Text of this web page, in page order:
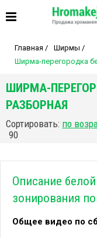
Главная / Ширмы /
Ширма-перегородка
Сортировать:
90
ШИРМА-
РАЗБОРНАЯ
Описание
зонирования
Общее видео по